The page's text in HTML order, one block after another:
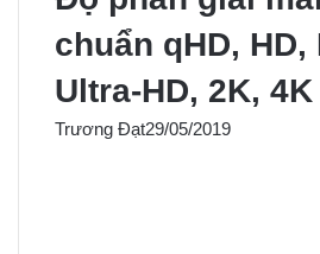
chuẩn qHD, HD,
Ultra-HD, 2K,
Trương Đạt29/05/2019